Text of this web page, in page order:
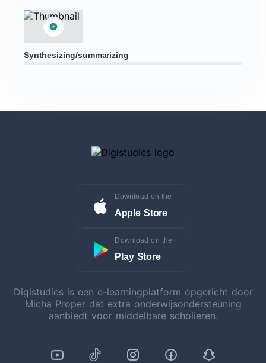
Synthesizing/summarizing
Download on the
Apple Store
Download on the
Play Store
Digistudies is een e-learningplatform opgericht door
Micha Proper dat extra onderwijsondersteuning
aanbiedt voor middelbare scholieren.